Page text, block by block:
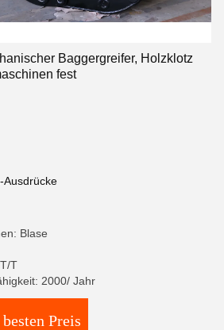
Baggergreifer, Holzklotz
fest
Ausdrücke
Blase
T
2000/ Jahr
Preis